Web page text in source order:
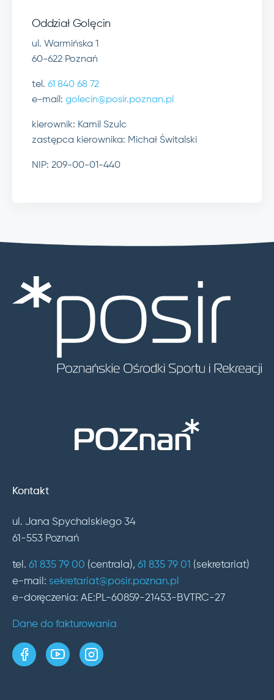
Oddział Golęcin
ul. Warmińska 1
60-622 Poznań
tel. 61 840 68 72
e-mail: golecin@posir.poznan.pl
kierownik: Kamil Szulc
zastępca kierownika: Michał Świtalski
NIP: 209-00-01-440
Kontakt
ul. Jana Spychalskiego 34
61-553 Poznań
tel. 61 835 79 00 (centrala), 61 835 79 01 (sekretariat)
e-mail: sekretariat@posir.poznan.pl
e-doręczenia: AE:PL-60859-21453-BVTRC-27
Dane do fakturowania
strona w serwisie Facebook
kanał w serwisie YouTube
profil w serwisie Instagram